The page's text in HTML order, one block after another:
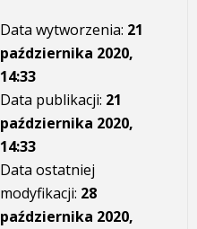
Data wytworzenia: 21
października 2020,
14:33
Data publikacji: 21
października 2020,
14:33
Data ostatniej
modyfikacji: 28
października 2020,